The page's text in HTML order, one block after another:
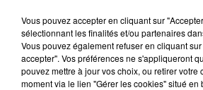
decembre.mp3
Vous pouvez accepter en cliquant sur
sélectionnant les finalités et/ou partenaires
Vous pouvez également refuser en cliquant
accepter". Vos préférences ne s'appliqueront
pouvez mettre à jour vos choix, ou retirer votre
moment via le lien "Gérer les cookies" situé en